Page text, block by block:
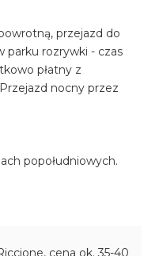
przejazd do
parku rozrywki - czas
płatny z
nocny przez
popołudniowych.
cena ok. 35-40